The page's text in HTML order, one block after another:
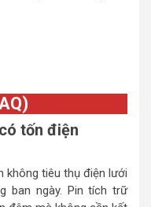
tốn điện
không tiêu thụ điện lưới
ban ngày. Pin tích trữ